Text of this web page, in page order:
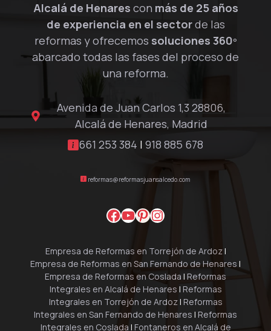
Alcalá de Henares con más de 25 años
de experiencia en el sectorde las
reformas y ofrecemos soluciones 360º
abarcado todas las fases del proceso de
una reforma.
Avenida de Juan Carlos 1,3 28806,
Alcalá de Henares, Madrid
661 253 384 | 918 885 678
reformas@reformasjuansalcedo.com
Facebook
YouTube
Pinterest
Instagram
Empresa de Reformas en Torrejón de Ardoz|
Empresa de Reformas en San Fernando de Henares |
Empresa de Reformas en Coslada | Reformas
Integrales en Alcalá de Henares | Reformas
Integrales en Torrejón de Ardoz| Reformas
Integrales en San Fernando de Henares | Reformas
Integrales en Coslada | Fontaneros en Alcalá de